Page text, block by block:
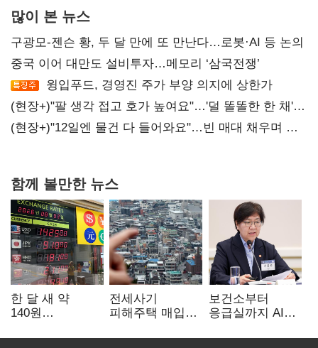
많이 본 뉴스
구광모-젠슨 황, 두 달 만에 또 만난다…로봇·AI 등 논의
중국 이어 대만도 설비투자…메모리 ‘삼국전쟁’
윙입푸드, 경영진 주가 부양 의지에 상한가
(현장+)"팔 생각 접고 호가 높여요"…'덜 똘똘한 한 채'
20억 키맞추기
(현장+)"12일엔 물건 다 들어와요"…빈 매대 채우며 문
함께 볼만한 뉴스
한 달 새 약
140원
엔저'에 원화
전세사기
피해주택 매입
누적 피해자
보건소부터
응급실까지 AI
혁신 본격화